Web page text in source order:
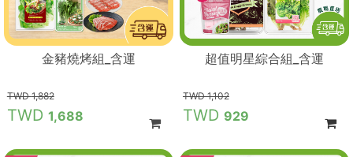
金豬燒烤組_含運
1,882
1,688
超值明星綜合組_含運
1,102
929